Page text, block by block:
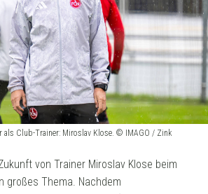
als Club-Trainer: Miroslav Klose. © IMAGO / Zink
von Trainer Miroslav Klose beim
großes Thema. Nachdem